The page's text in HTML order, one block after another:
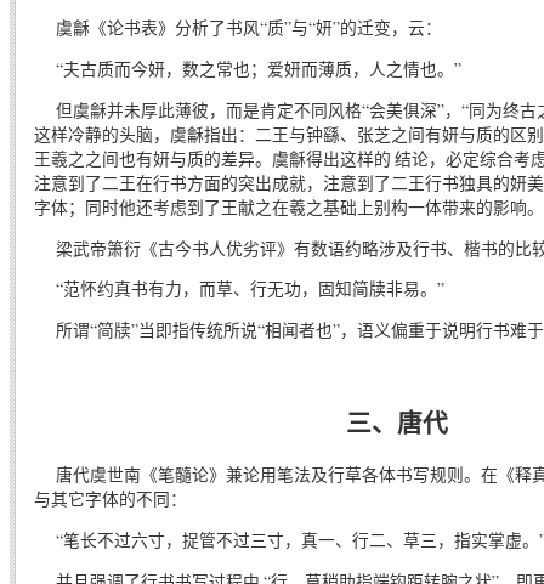
虞龢《论书表》分析了书风“质”与“妍”的迁变，云：
“夫古质而今妍，数之常也；爱妍而薄质，人之情也。”
但虞龢并未厚此薄彼，而是肯定不同风格“会美俱深”，“同为终古
这样冷静的头脑，虞龢指出：二王与钟繇、张芝之间有妍与质的区
王羲之之间也有妍与质的差异。虞龢得出这样的 结论，必定综合考
注意到了二王在行书方面的突出成就，注意到了二王行书独具的妍
字体；同时他还考虑到了王献之在羲之基础上别构一体带来的影响。
梁武帝箫衍《古今书人优劣评》有数语约略涉及行书、楷书的比
“范怀约真书有力，而草、行无功，固知简牍非易。”
所谓“简牍”当即指传统所说“相闻者也”，语义偏重于说明行书难
三、唐代
唐代虞世南《笔髓论》兼论用笔法及行草各体书写规则。在《释
与其它字体的不同：
“笔长不过六寸，捉管不过三寸，真一、行二、草三，指实掌虚。